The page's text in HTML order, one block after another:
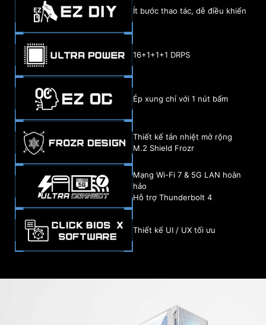
Ít bước thao tác, dễ điều khiển
16+1+1+1 DRPS
Ép xung chỉ với 1 nút bấm
Thiết kế tản nhiệt mở rộng
M.2 Shield Frozr
Mạng Wi-Fi 7 & 5G LAN hoàn
hảo
Hỗ trợ Thunderbolt 4
Thiết kế UI / UX tối ưu